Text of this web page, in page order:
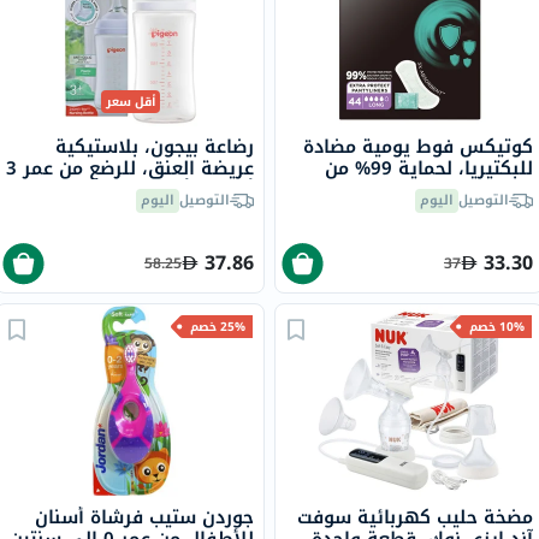
كوتيكس فوط يومية مضادة
للبكتيريا، لحماية 99% من
البكتيريا، مقاس طويل، من
44التوصيل اليوم
33.30
37
أقل سعر
رضاعة بيجون، بلاستيكية
عريضة العنق، للرضع من عمر 3
أشهر فأكثر، 240 مل
التوصيل اليوم
37.86
58.25
10% خصم
مضخة حليب كهربائية سوفت
25% خصم
جوردن ستيب فرشاة أسنان